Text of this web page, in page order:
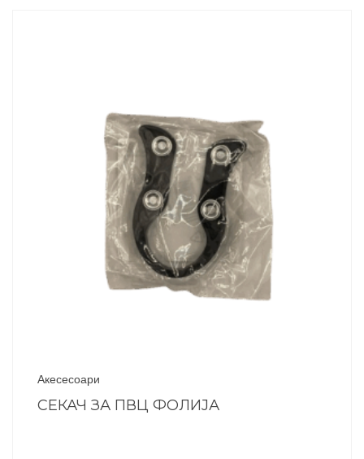
Акесесоари
СЕКАЧ ЗА ПВЦ ФОЛИЈА